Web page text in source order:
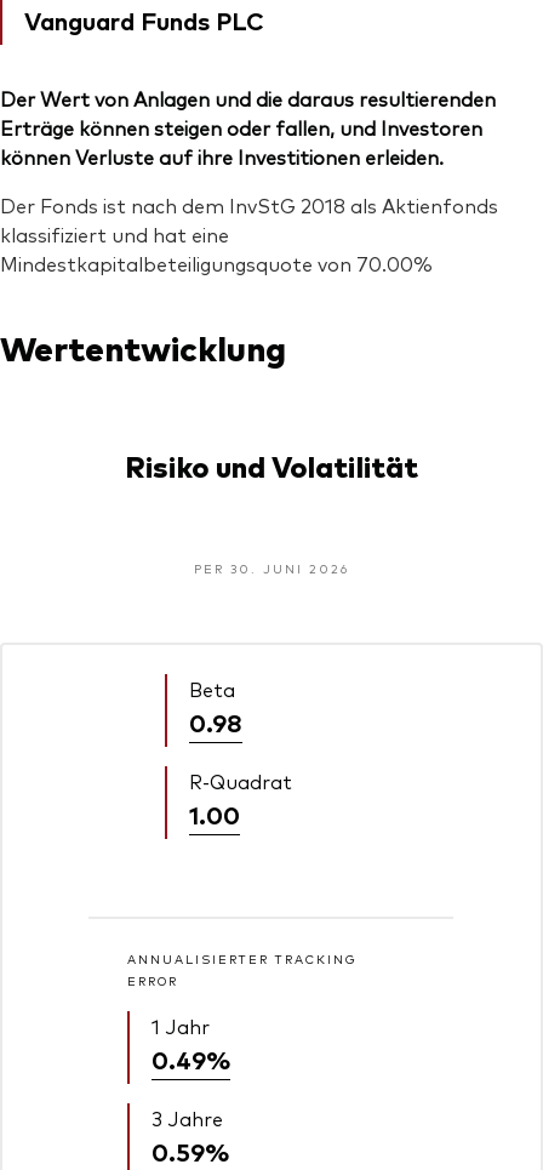
Vanguard Funds PLC
Der Wert von Anlagen und die daraus resultierenden
Erträge können steigen oder fallen, und Investoren
können Verluste auf ihre Investitionen erleiden.
Der Fonds ist nach dem InvStG 2018 als Aktienfonds
klassifiziert und hat eine
Mindestkapitalbeteiligungsquote von 70.00%
Wertentwicklung
Risiko und Volatilität
PER 30. JUNI 2026
Beta
0.98
R-Quadrat
1.00
ANNUALISIERTER TRACKING
ERROR
1 Jahr
0.49%
3 Jahre
0.59%